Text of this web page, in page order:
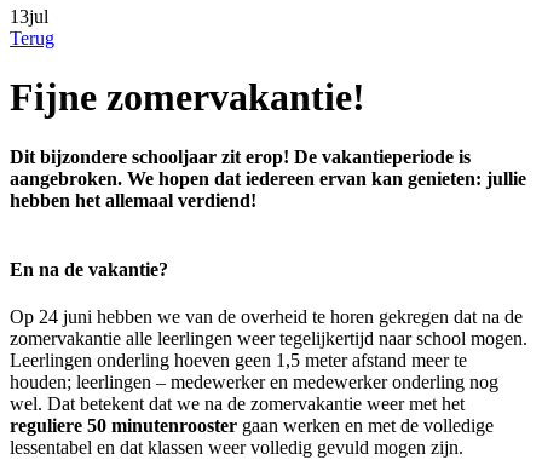
13jul
Terug
Fijne zomervakantie!
Dit bijzondere schooljaar zit erop! De vakantieperiode is
aangebroken. We hopen dat iedereen ervan kan genieten: jullie
hebben het allemaal verdiend!
En na de vakantie?
Op 24 juni hebben we van de overheid te horen gekregen dat na de
zomervakantie alle leerlingen weer tegelijkertijd naar school mogen.
Leerlingen onderling hoeven geen 1,5 meter afstand meer te
houden; leerlingen – medewerker en medewerker onderling nog
wel. Dat betekent dat we na de zomervakantie weer met het
reguliere 50 minutenrooster gaan werken en met de volledige
lessentabel en dat klassen weer volledig gevuld mogen zijn.